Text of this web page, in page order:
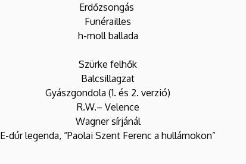
Erdőzsongás
Funérailles
h-moll ballada
Szürke felhők
Balcsillagzat
Gyászgondola (1. és 2. verzió)
R.W.– Velence
Wagner sírjánál
E-dúr legenda, “Paolai Szent Ferenc a hullámokon”